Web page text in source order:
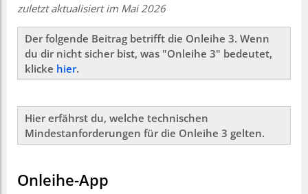
zuletzt aktualisiert im Mai 2026
Der folgende Beitrag betrifft die Onleihe 3. Wenn
du dir nicht sicher bist, was "Onleihe 3" bedeutet,
klicke hier.
Hier erfährst du, welche technischen
Mindestanforderungen für die Onleihe 3 gelten.
Onleihe-App